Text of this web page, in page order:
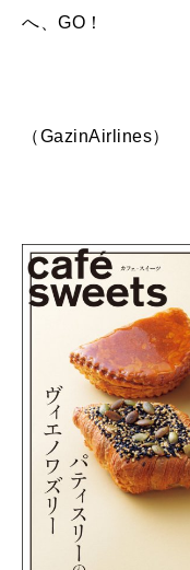
へ、GO！
（GazinAirlines）